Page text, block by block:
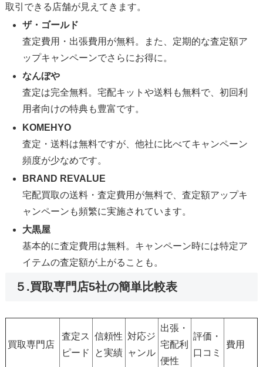
取引できる店舗が見えてきます。
ザ・ゴールド
査定費用・出張費用が無料。また、定期的な査定額ア
ップキャンペーンでさらにお得に。
なんぼや
査定は完全無料。宅配キットや送料も無料で、初回利
用者向けの特典も豊富です。
KOMEHYO
査定・送料は無料ですが、他社に比べてキャンペーン
頻度が少なめです。
BRAND REVALUE
宅配買取の送料・査定費用が無料で、査定額アップキ
ャンペーンも頻繁に実施されています。
大黒屋
基本的に査定費用は無料。キャンペーン時には特定ア
イテムの査定額が上がることも。
５.買取専門店5社の簡単比較表
買取専門店
査定ス
ピード
信頼性
と実績
対応ジ
ャンル
出張・
宅配利
便性
評価・
口コミ
費用